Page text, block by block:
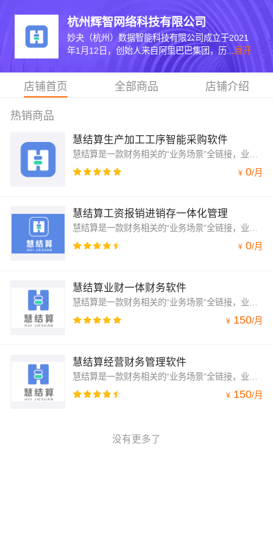
杭州辉智网络科技有限公司
妙夬（杭州）数据智能科技有限公司成立于2021
年1月12日，创始人来自阿里巴巴集团，历... 展开
店铺首页 全部商品 店铺介绍
热销商品
慧结算生产加工工序智能采购软件
¥ 0/月
慧结算工资报销进销存一体化管理
慧结算是一款财务相关的“业务场景”全链接，业财协同的经营管理软件，功能齐全，满足大部分中小企业的经营管理需求，主要功能有：订单、预算、库存、资金、发票的管理，项目核算，收支结算，生产加工，自动会计，费用报销，固定资产以及老板驾驶舱，经营管理统计报表等。
¥ 0/月
慧结算业财一体财务软件
¥ 150/月
慧结算经营财务管理软件
¥ 150/月
没有更多了